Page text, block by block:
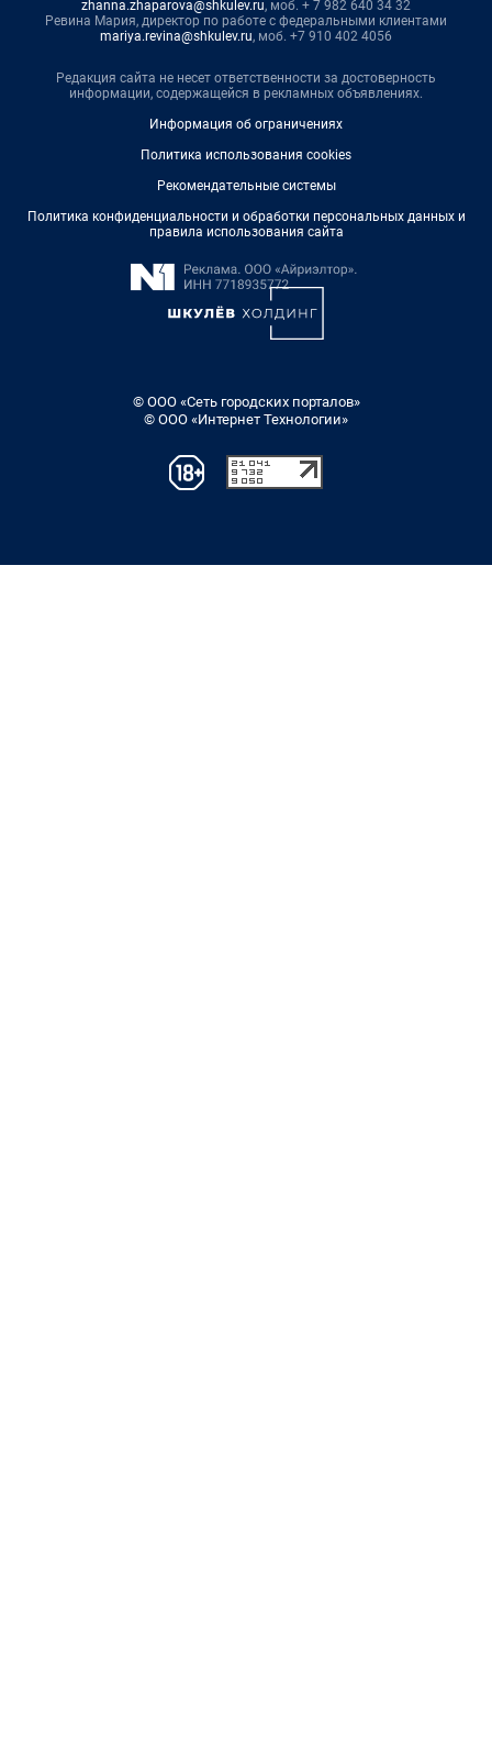
zhanna.zhaparova@shkulev.ru, моб. + 7 982 640 34 32
Ревина Мария, директор по работе с федеральными клиентами
mariya.revina@shkulev.ru, моб. +7 910 402 4056
Редакция сайта не несет ответственности за достоверность
информации, содержащейся в рекламных объявлениях.
Информация об ограничениях
Политика использования cookies
Рекомендательные системы
Политика конфиденциальности и обработки персональных данных и
правила использования сайта
© ООО «Сеть городских порталов»
© ООО «Интернет Технологии»